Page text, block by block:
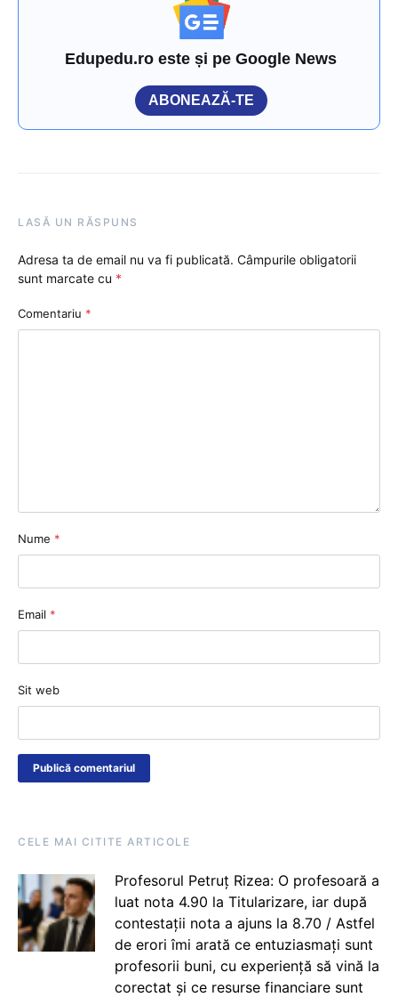
Edupedu.ro este și pe Google News
ABONEAZĂ-TE
LASĂ UN RĂSPUNS
Adresa ta de email nu va fi publicată. Câmpurile obligatorii
sunt marcate cu *
Comentariu *
Nume *
Email *
Sit web
CELE MAI CITITE ARTICOLE
Profesorul Petruț Rizea: O profesoară a
luat nota 4.90 la Titularizare, iar după
contestații nota a ajuns la 8.70 / Astfel
de erori îmi arată ce entuziasmați sunt
profesorii buni, cu experiență să vină la
corectat și ce resurse financiare sunt